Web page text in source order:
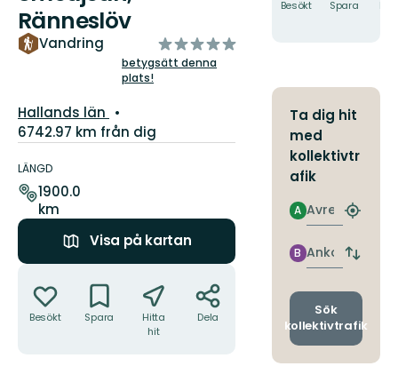
Ränneslöv
Vandring
av
5
betygsätt denna
plats!
Län:
Hallands län
6742.97 km från dig
om
leden
LÄNGD
1900.0
km
Visa på kartan
Besökt Spara
Hitta
hit
Dela
Besökt Spara
Ta dig hit
med
kollektivtr
afik
Avresa
A
Hitta
Ankomst
B
Byt
och
Sök
kollektivtrafik